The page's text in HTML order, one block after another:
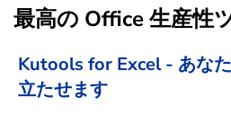
最高の Office 生産性
Kutools for Excel - あな
立たせます